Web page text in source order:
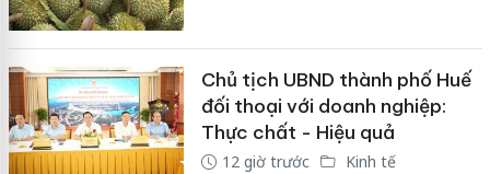
Chủ tịch UBND thành phố Huế
đối thoại với doanh nghiệp:
Thực chất - Hiệu quả
12 giờ trước Kinh tế